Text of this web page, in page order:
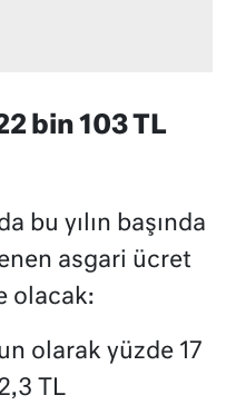
bin 103 TL
bu yılın başında
asgari ücret
olacak:
olarak yüzde 17
TL